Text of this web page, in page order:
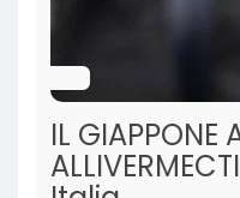
IL GIAPPONE